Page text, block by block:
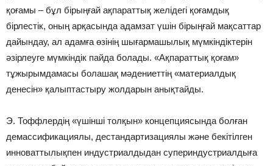
қоғамы – бұл бірыңғай ақпараттық желідегі қоғамдық
бірлестік, оның арқасында адамзат үшін бірыңғай мақсаттар
дайындау, ал адамға өзінің шығармашылық мүмкіндіктерін
әзірлеуге мүмкіндік пайда болады. «Ақпараттық қоғам»
тұжырымдамасы болашақ мәдениеттің «материалдық
денесін» қалыптастыру жолдарын анықтайды.
Э. Тоффлердің «үшінші толқын» концепциясында болған
демассификациялы, дестандартизациялы және бекітілген
инноваттылықпен индустриалдыдан супериндустриалдыға